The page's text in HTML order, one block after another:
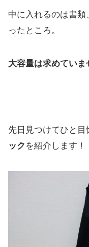
中に入れるのは書
ったところ。
大容量は求めていま
先日見つけてひと目
ック を紹介します！